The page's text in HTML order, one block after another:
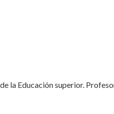
Educación superior.